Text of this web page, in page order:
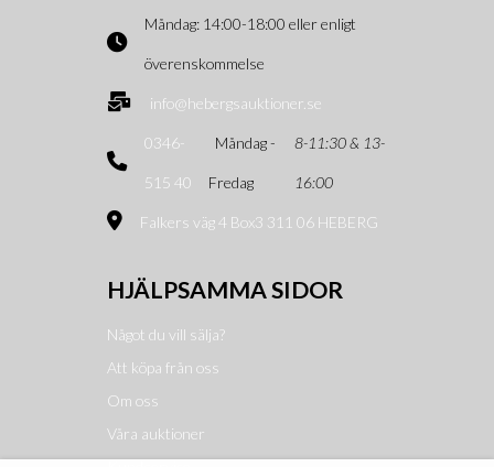
Måndag: 14:00-18:00 eller enligt
överenskommelse
info@hebergsauktioner.se
0346-
515 40
Måndag -
Fredag
8-11:30 & 13-
16:00
Falkers väg 4 Box3 311 06 HEBERG
HJÄLPSAMMA SIDOR
Något du vill sälja?
Att köpa från oss
Om oss
Våra auktioner